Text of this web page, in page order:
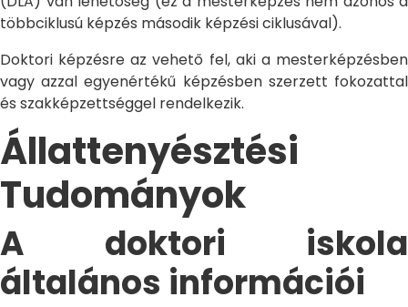
többciklusú képzés második képzési ciklusával).
Doktori képzésre az vehető fel, aki a mesterképzésben
vagy azzal egyenértékű képzésben szerzett fokozattal
és szakképzettséggel rendelkezik.
Állattenyésztési
Tudományok
A doktori iskola
általános információi